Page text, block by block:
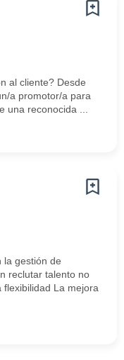
al cliente? Desde
a promotor/a para
una reconocida ...
la gestión de
reclutar talento no
La mejora